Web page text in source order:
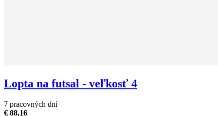
Lopta na futsal - veľkosť 4
7 pracovných dní
€ 88,16